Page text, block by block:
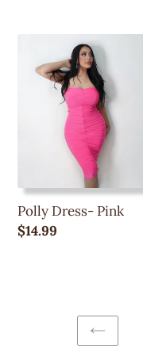
Dress-
Polly Dress- Pink
Precio
$14.99
PAGINA